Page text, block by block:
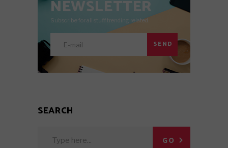
NEWSLETTER
Subscribe for all stuff trending related.
SEND
SEARCH
GO